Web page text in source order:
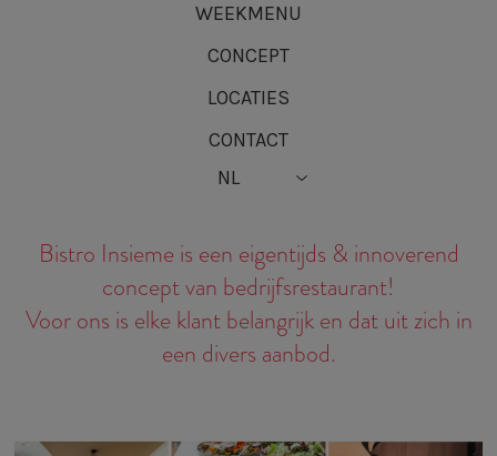
WEEKMENU
CONCEPT
LOCATIES
CONTACT
Bistro Insieme is een eigentijds & innoverend
concept van bedrijfsrestaurant!
Voor ons is elke klant belangrijk en dat uit zich in
een divers aanbod.